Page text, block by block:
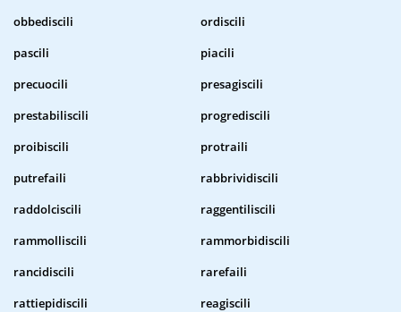
obbediscili
ordiscili
pascili
piacili
precuocili
presagiscili
prestabiliscili
progrediscili
proibiscili
protraili
putrefaili
rabbrividiscili
raddolciscili
raggentiliscili
rammolliscili
rammorbidiscili
rancidiscili
rarefaili
rattiepidiscili
reagiscili